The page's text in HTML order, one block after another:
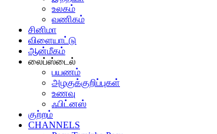
உலகம்
வணிகம்
சினிமா
விளையாட்டு
ஆன்மீகம்
லைப்ஸ்டைல்
பயணம்
அழகுக்குறிப்புகள்
உணவு
ஃபிட்னஸ்
குற்றம்
CHANNELS